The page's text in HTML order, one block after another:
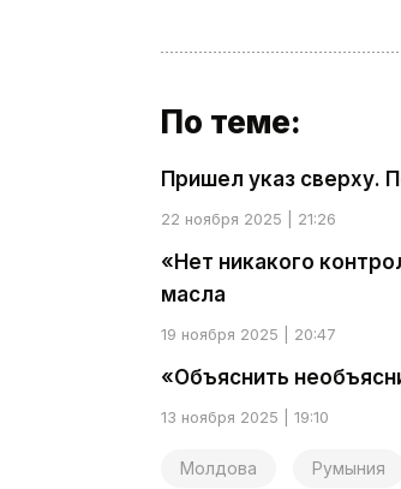
По теме:
Пришел указ сверху.
22 ноября 2025 | 21:26
«Нет никакого
масла
19 ноября 2025 | 20:47
«Объяснить
13 ноября 2025 | 19:10
Молдова Румыния